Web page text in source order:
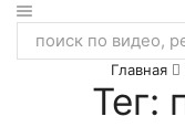
Search
Главная
Тег: